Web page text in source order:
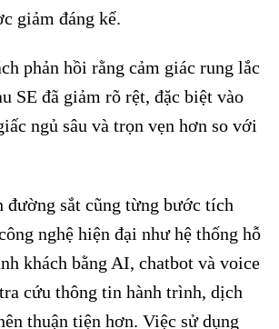
giảm đáng kể.
phản hồi rằng cảm giác rung lắc
SE đã giảm rõ rệt, đặc biệt vào
ngủ sâu và trọn vẹn hơn so với
đường sắt cũng từng bước tích
nghệ hiện đại như hệ thống hỗ
khách bằng AI, chatbot và voice
cứu thông tin hành trình, dịch
thuận tiện hơn. Việc sử dụng